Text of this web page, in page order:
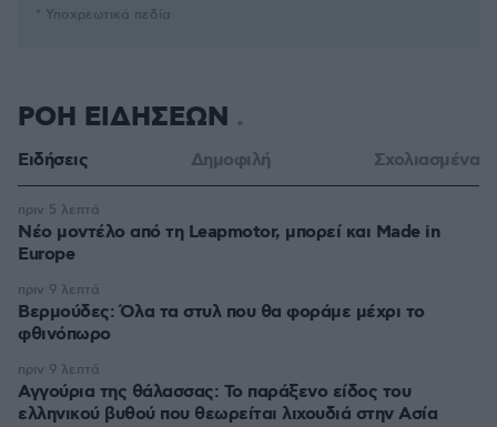
* Υποχρεωτικά πεδία
ΡΟΗ ΕΙΔΗΣΕΩΝ
Ειδήσεις Δημοφιλή Σχολιασμένα
Νέο μοντέλο από τη Leapmotor, μπορεί και Made in
Europe
πριν 5 λεπτά
Βερμούδες: Όλα τα στυλ που θα φοράμε μέχρι το
φθινόπωρο
πριν 9 λεπτά
Αγγούρια της θάλασσας: Το παράξενο είδος του
ελληνικού βυθού που θεωρείται λιχουδιά στην Ασία
πριν 9 λεπτά